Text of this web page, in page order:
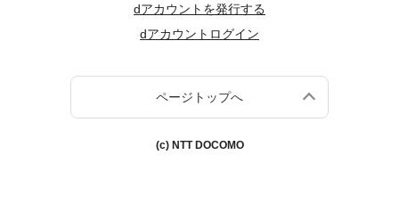
dアカウントを発行する
dアカウントログイン
ページトップへ
(c) NTT DOCOMO